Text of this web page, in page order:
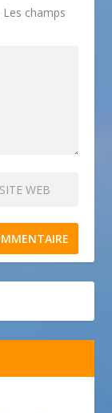
Les champs